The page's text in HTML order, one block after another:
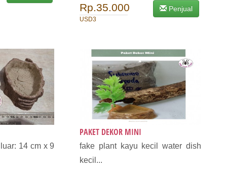
Rp.35.000
USD3
Penjual
14 cm x 9
PAKET DEKOR MINI
fake plant kayu kecil water dish
kecil...